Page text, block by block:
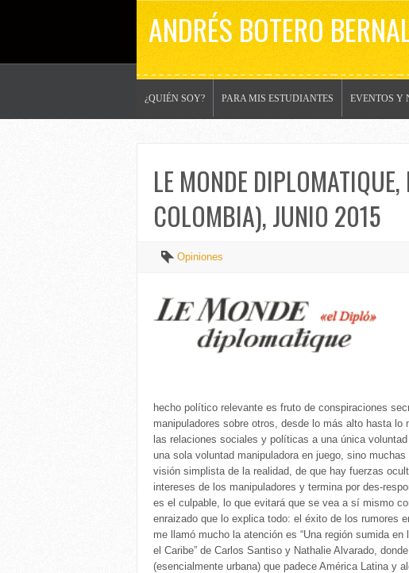
ANDRÉS BOTERO
¿QUIÉN SOY? PARA MIS ESTUDIANTES EVENTOS Y
LE MONDE
COLOMBIA), JUNIO 2015
Opiniones
hecho político relevante es fruto de conspiraciones
manipuladores sobre otros, desde lo más alto hasta
las relaciones sociales y políticas a una única
una sola voluntad manipuladora en juego, sino
visión simplista de la realidad, de que hay fuerzas
intereses de los manipuladores y termina por des-
es el culpable, lo que evitará que se vea a sí mismo
enraizado que lo explica todo: el éxito de los rumores
me llamó mucho la atención es “Una región sumida
el Caribe” de Carlos Santiso y Nathalie Alvarado,
(esencialmente urbana) que padece América Latina y